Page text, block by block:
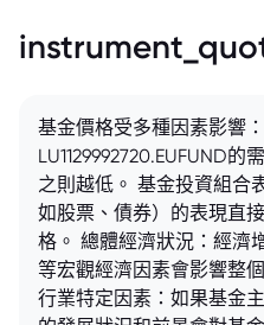
基金價格受多種因素影響
LU1129992720.EUFUND
之則越低。 基金投資組合
如股票、債券）的表現直
格。 總體經濟狀況：經濟
等宏觀經濟因素會影響整
行業特定因素：如果基金